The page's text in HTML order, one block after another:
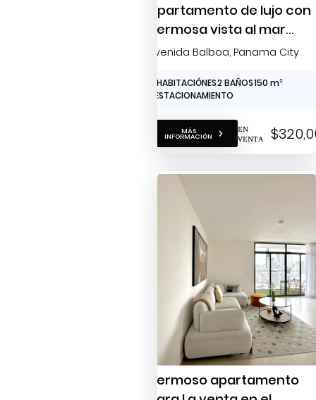
Apartamento de lujo con
hermosa vista al mar
semi-amueblado para la
Avenida Balboa, Panama City
2 HABITACIÓNES2 BAÑOS150 m2
1 ESTACIONAMIENTO
MÁS
INFORMACIÓN
EN
VENTA
Hermoso apartamento